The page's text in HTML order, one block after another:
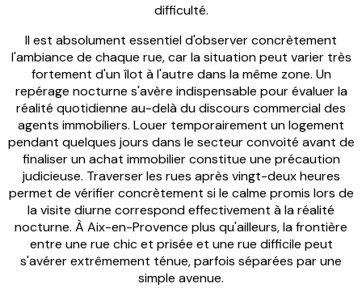
difficulté.
Il est absolument essentiel d'observer concrètement
l'ambiance de chaque rue, car la situation peut varier très
fortement d'un îlot à l'autre dans la même zone. Un
repérage nocturne s'avère indispensable pour évaluer la
réalité quotidienne au-delà du discours commercial des
agents immobiliers. Louer temporairement un logement
pendant quelques jours dans le secteur convoité avant de
finaliser un achat immobilier constitue une précaution
judicieuse. Traverser les rues après vingt-deux heures
permet de vérifier concrètement si le calme promis lors de
la visite diurne correspond effectivement à la réalité
nocturne. À Aix-en-Provence plus qu'ailleurs, la frontière
entre une rue chic et prisée et une rue difficile peut
s'avérer extrêmement ténue, parfois séparées par une
simple avenue.